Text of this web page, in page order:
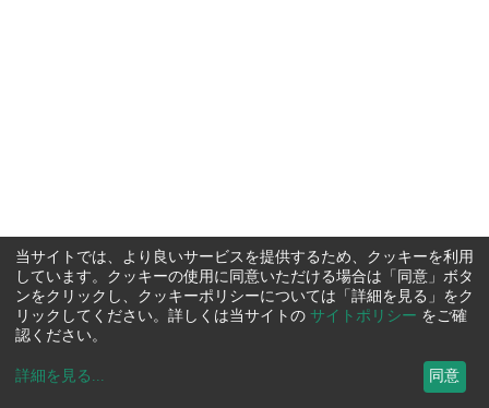
当サイトでは、より良いサービスを提供するため、クッキーを利用
しています。クッキーの使用に同意いただける場合は「同意」ボタ
ンをクリックし、クッキーポリシーについては「詳細を見る」をク
リックしてください。詳しくは当サイトの サイトポリシー をご確
認ください。
詳細を見る ... 同意